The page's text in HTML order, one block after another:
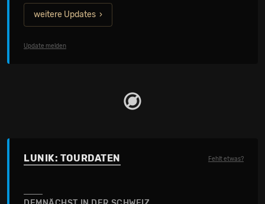
weitere Updates
Update melden
LUNIK: TOURDATEN Fehlt etwas?